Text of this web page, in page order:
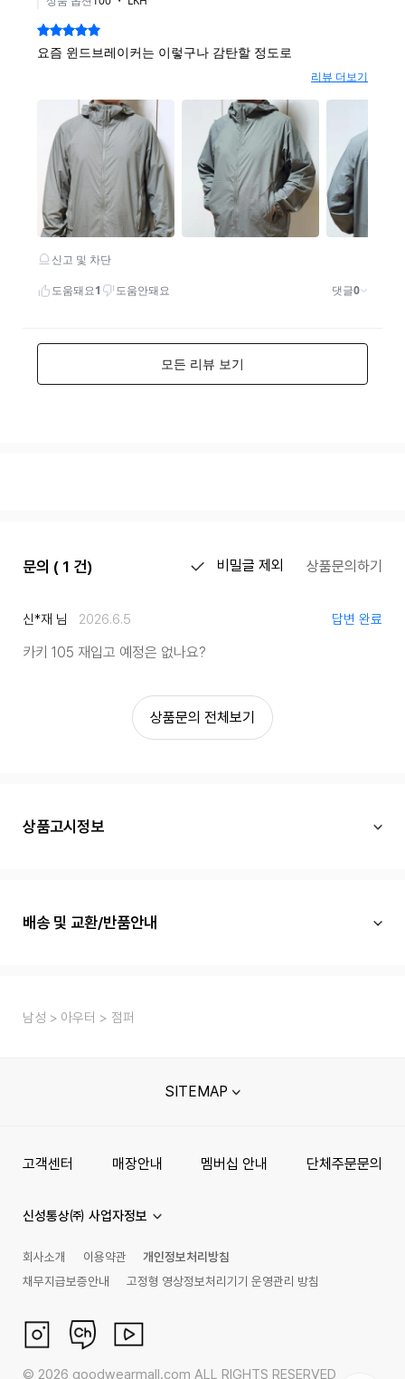
문의 ( 1 건) 비밀글 제외 상품문의하기
신*재 님 2026.6.5 답변 완료
카키 105 재입고 예정은 없나요?
상품문의 전체보기
상품고시정보
배송 및 교환/반품안내
남성 아우터 점퍼
SITEMAP
고객센터 매장안내 멤버십 안내 단체주문문의
신성통상㈜ 사업자정보
회사소개 이용약관
개인정보처리방침
채무지급보증안내
고정형 영상정보처리기기 운영관리 방침
© 2026 goodwearmall.com ALL RIGHTS RESERVED